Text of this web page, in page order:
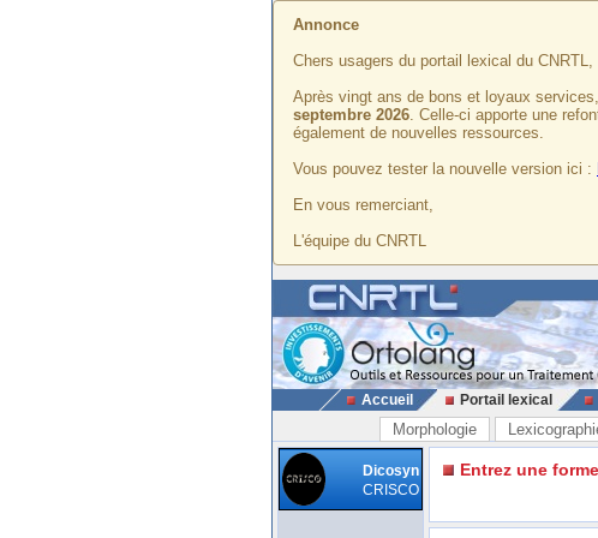
Annonce
Chers usagers du portail lexical du CNRTL,
Après vingt ans de bons et loyaux
septembre 2026. Celle-ci apporte une
également de nouvelles ressources.
Vous pouvez tester la nouvelle version ici :
En vous remerciant,
L'équipe du CNRTL
Accueil Portail lexical
Morphologie
Dicosyn
CRISCO
Entrez une forme